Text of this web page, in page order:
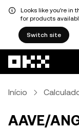
Looks like you're in
for products
Switch site
Início
AAVE/